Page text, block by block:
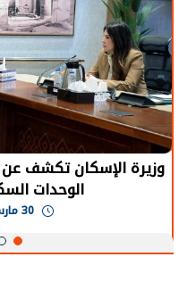
الرئيس السيسي:
يحتاج إلى سنوات